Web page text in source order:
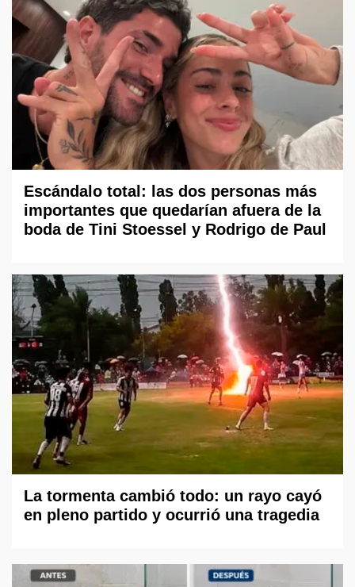
Escándalo total: las dos personas más
importantes que quedarían afuera de la
boda de Tini Stoessel y Rodrigo de Paul
La tormenta cambió todo: un rayo cayó
en pleno partido y ocurrió una tragedia